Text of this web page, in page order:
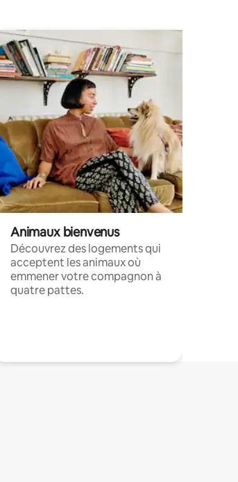
Animaux bienvenus
Découvrez des logements qui
acceptent les animaux où
emmener votre compagnon à
quatre pattes.